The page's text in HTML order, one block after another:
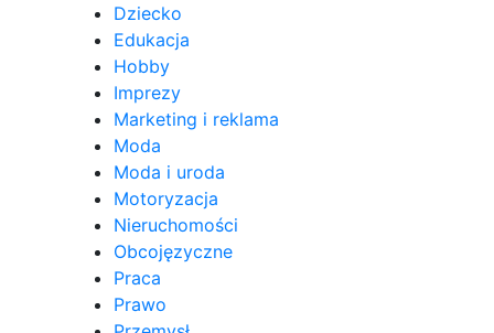
Dziecko
Edukacja
Hobby
Imprezy
Marketing i reklama
Moda
Moda i uroda
Motoryzacja
Nieruchomości
Obcojęzyczne
Praca
Prawo